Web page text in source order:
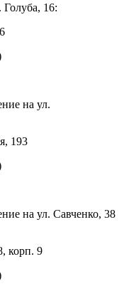
16:
на ул.
193
на ул. Савченко, 38
корп. 9